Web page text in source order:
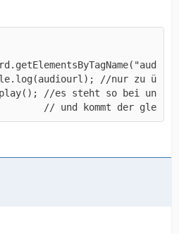
// und kommt der